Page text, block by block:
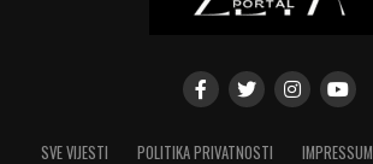
SVE VIJESTI POLITIKA PRIVATNOSTI IMPRESSUM